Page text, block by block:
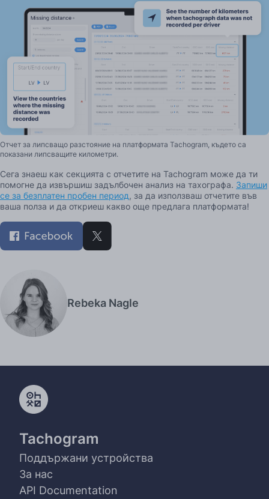
Отчет за липсващо разстояние на платформата Tachogram, където са
показани липсващите километри.
Сега знаеш как секцията с отчетите на Tachogram може да ти
помогне да извършиш задълбочен анализ на тахографа. Запиши
се за безплатен пробен период, за да използваш отчетите във
ваша полза и да откриеш какво още предлага платформата!
Rebeka Nagle
Tachogram
Поддържани устройства
За нас
API Documentation